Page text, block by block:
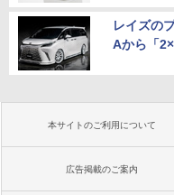
レイズの
Aから「
本サイトのご利用について
広告掲載のご案内